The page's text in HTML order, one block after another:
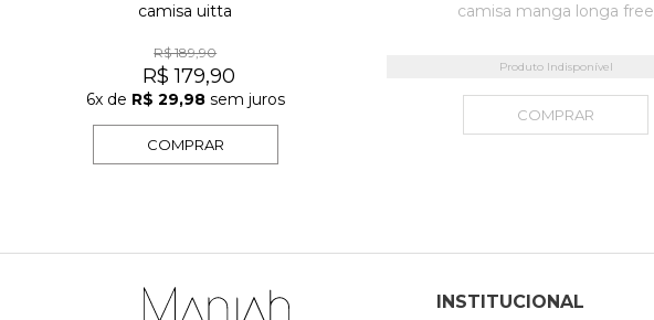
camisa uitta
R$ 189,90
R$ 179,90
6xde R$ 29,98sem juros
COMPRAR
camisa manga longa free
Produto Indisponível
COMPRAR
INSTITUCIONAL